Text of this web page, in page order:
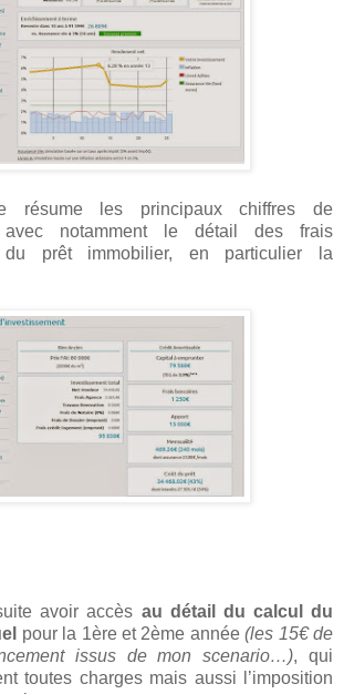
résume les principaux chiffres de
avec notamment le détail des frais
du prêt immobilier, en particulier la
avoir accès au détail du calcul du
pour la 1ère et 2ème année(les 15€ de
issus de mon scenario…), qui
toutes charges mais aussi l’imposition